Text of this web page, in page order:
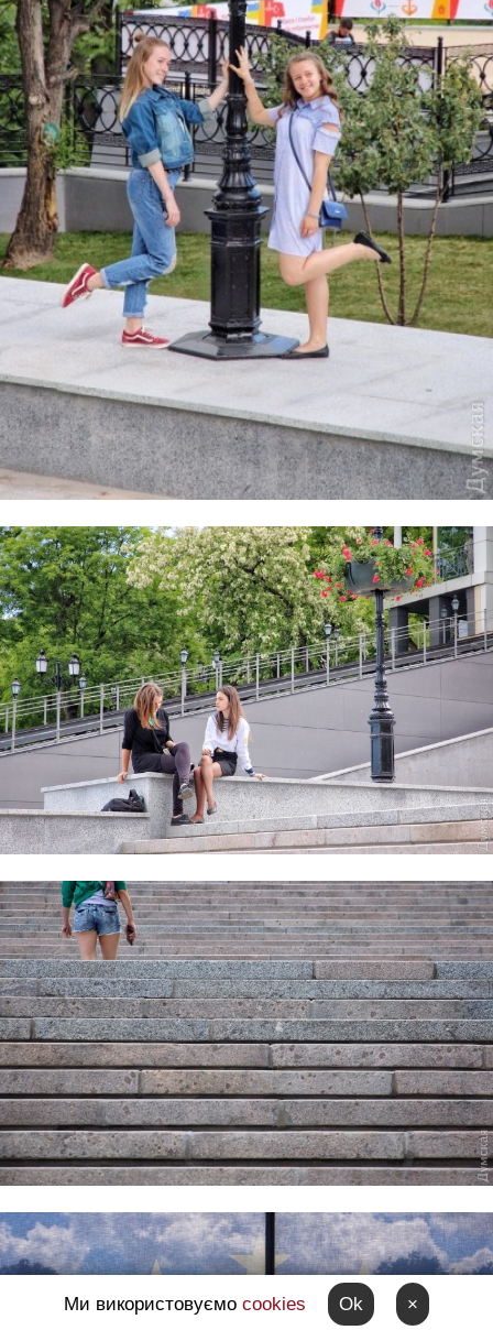
Ми використовуємо cookies Ok ×